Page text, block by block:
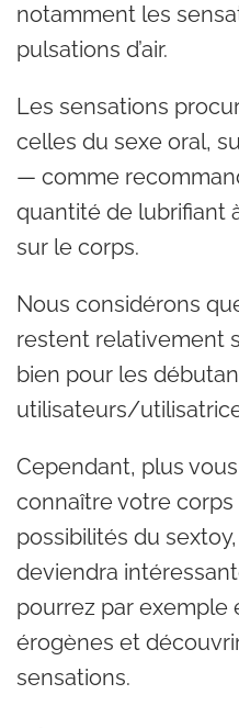
notamment les
pulsations d’air.
Les sensations
celles du sexe oral,
— comme
quantité de lubrifiant
sur le corps.
Nous considérons
restent relativement
bien pour les
utilisateurs/
Cependant, plus
connaître votre
possibilités du
deviendra
pourrez par exemple
érogènes et
sensations.